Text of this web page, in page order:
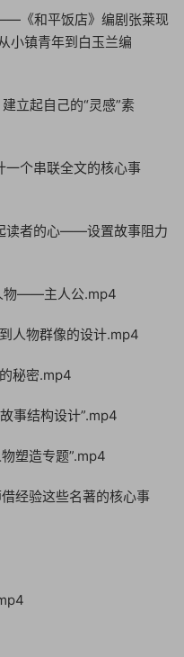
《和平饭店》编剧张莱现
小镇青年到白玉兰编
立起自己的“灵感”素
个串联全文的核心事
读者的心——设置故事阻力
物——主人公.mp4
人物群像的设计.mp4
秘密.mp4
事结构设计”.mp4
塑造专题”.mp4
经验这些名著的核心事